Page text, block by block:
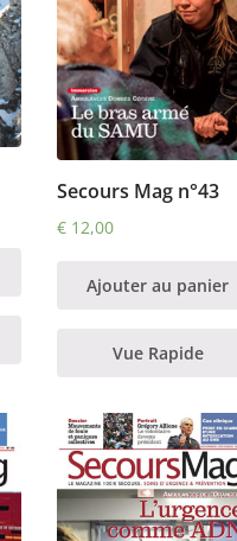
Secours Mag n°43
€12,00
Ajouter au panier
Vue Rapide